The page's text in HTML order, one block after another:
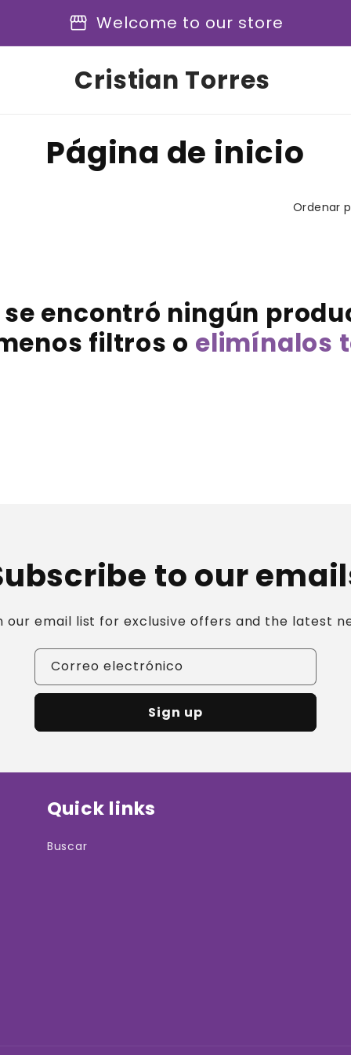
storefront Welcome to our store
Cristian Torres
C
c
c
Página de inicio
Ordenar
se encontró ningún
filtros o elimínalos
to our
our email list for exclusive offers and the latest
Correo electrónico
Sign up
Quick links
Buscar